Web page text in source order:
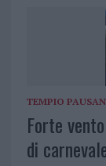
TEMPIO
Forte
di